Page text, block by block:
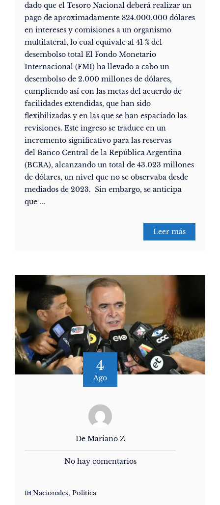
dado que el Tesoro Nacional deberá realizar un
pago de aproximadamente 824.000.000 dólares
en intereses y comisiones a un organismo
multilateral, lo cual equivale al 41 % del
desembolso total El Fondo Monetario
Internacional (FMI) ha llevado a cabo un
desembolso de 2.000 millones de dólares,
cumpliendo así con las metas del acuerdo de
facilidades extendidas, que han sido
flexibilizadas y en las que se han espaciado las
revisiones. Este ingreso se traduce en un
incremento significativo para las reservas
del Banco Central de la República Argentina
(BCRA), alcanzando un total de 43.023 millones
de dólares, un nivel que no se observaba desde
mediados de 2023. Sin embargo, se anticipa
que ...
Leer más
4
Ago
De Mariano Z
No hay comentarios
Nacionales, Politica